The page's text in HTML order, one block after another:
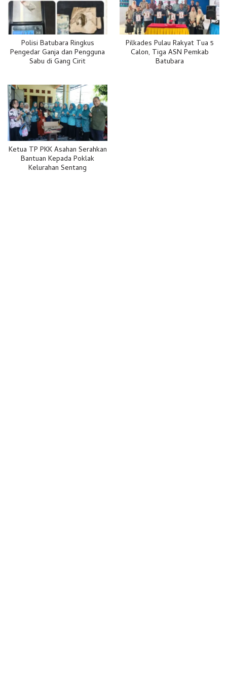
Polisi Batubara Ringkus
Pengedar Ganja dan Pengguna
Sabu di Gang Cirit
Pilkades Pulau Rakyat Tua 5
Calon, Tiga ASN Pemkab
Batubara
Ketua TP PKK Asahan Serahkan
Bantuan Kepada Poklak
Kelurahan Sentang